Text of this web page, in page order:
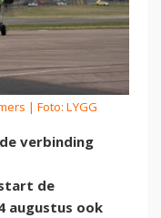
| Foto: LYGG
verbinding
de
augustus ook